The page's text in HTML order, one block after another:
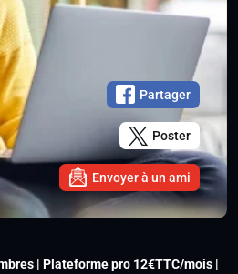
Partager
Poster
Envoyer à un ami
| Plateforme pro 12€TTC/mois |